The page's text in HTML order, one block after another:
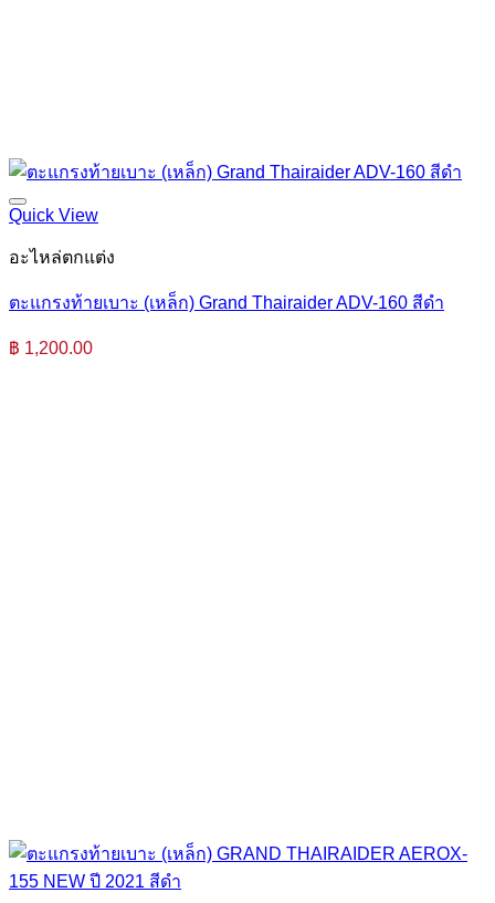
Quick View
อะไหล่ตกแต่ง
ตะแกรงท้ายเบาะ (เหล็ก) Grand Thairaider ADV-160 สีดำ
฿ 1,200.00